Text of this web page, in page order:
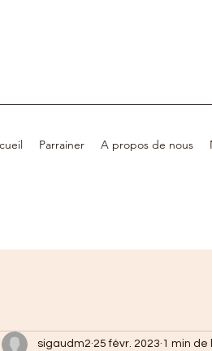
Parrainer A propos de nous
sigaudm2 25 févr. 2023 1 min de